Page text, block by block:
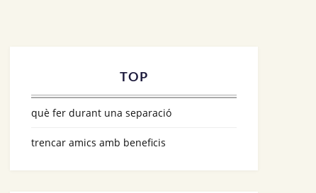
TOP
què fer durant una separació
trencar amics amb beneficis